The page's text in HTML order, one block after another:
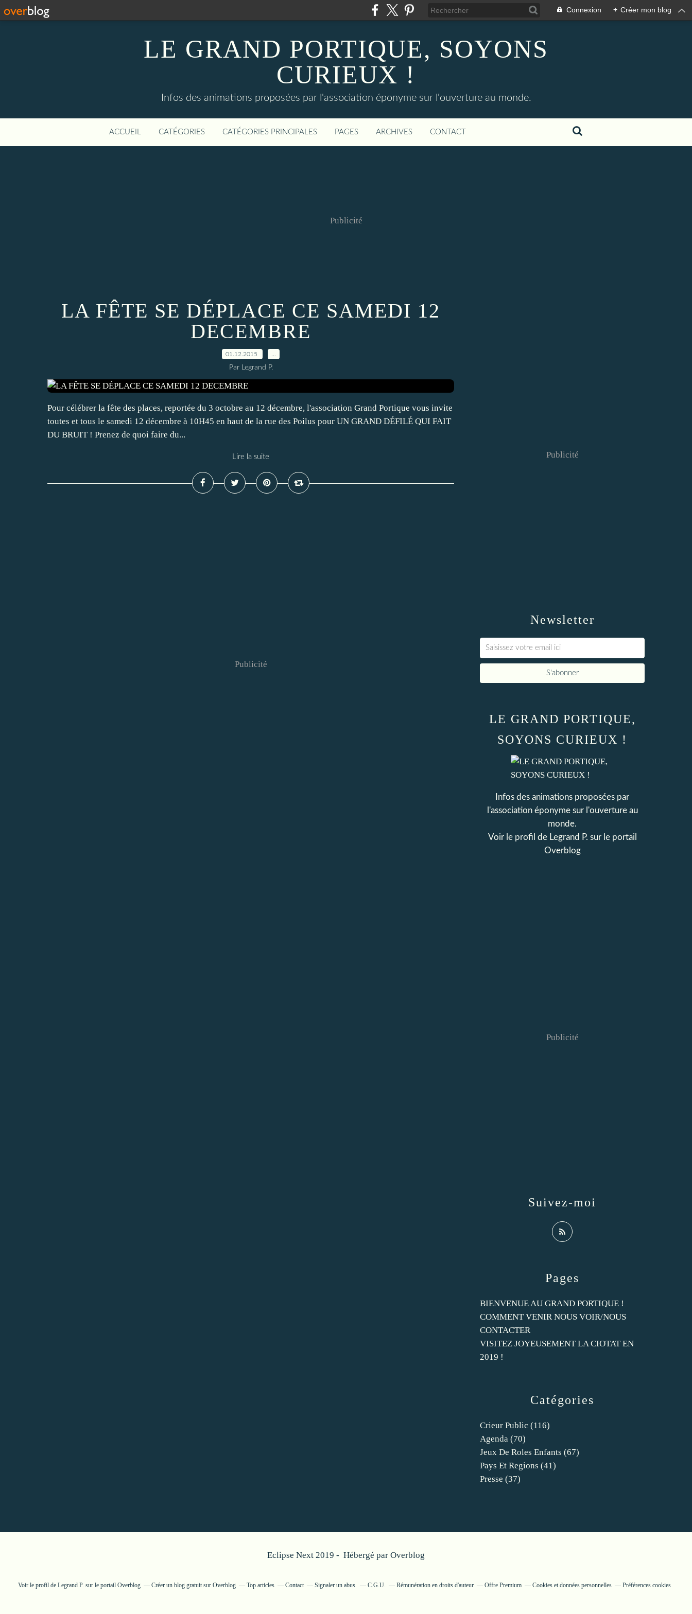
Connexion + Créer mon blog
LE GRAND PORTIQUE, SOYONS
CURIEUX !
Infos des animations proposées par l'association éponyme sur l'ouverture au monde.
ACCUEIL CATÉGORIES CATÉGORIES PRINCIPALES PAGES ARCHIVES CONTACT
Publicité
LA FÊTE SE DÉPLACE CE SAMEDI 12
DECEMBRE
01.12.2015
Par Legrand P.
Pour célébrer la fête des places, reportée du 3 octobre au 12 décembre, l'association Grand Portique vous invite
toutes et tous le samedi 12 décembre à 10H45 en haut de la rue des Poilus pour UN GRAND DÉFILÉ QUI FAIT
DU BRUIT ! Prenez de quoi faire du...
Lire la suite
Publicité
Newsletter
Publicité
Catégories
Crieur Public (116)
Agenda (70)
Jeux De Roles Enfants (67)
Pays Et Regions (41)
Presse (37)
Pages
BIENVENUE AU GRAND PORTIQUE !
COMMENT VENIR NOUS VOIR/NOUS
CONTACTER
VISITEZ JOYEUSEMENT LA CIOTAT EN
2019 !
LE GRAND PORTIQUE,
SOYONS CURIEUX !
Infos des animations proposées par
l'association éponyme sur l'ouverture au
monde.
Voir le profil de Legrand P. sur le portail
Overblog
Suivez-moi
Publicité
Eclipse Next 2019 - Hébergé par Overblog
Voir le profil de Legrand P. sur le portail Overblog Créer un blog gratuit sur Overblog Top articles Contact Signaler un abus C.G.U. Rémunération en droits d'auteur Offre Premium Cookies et données personnelles Préférences cookies